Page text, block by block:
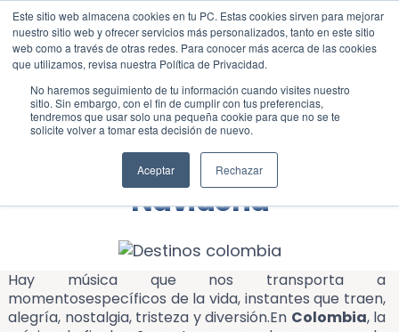
Este sitio web almacena cookies en tu PC. Estas cookies sirven para mejorar
nuestro sitio web y ofrecer servicios más personalizados, tanto en este sitio
web como a través de otras redes. Para conocer más acerca de las cookies
que utilizamos, revisa nuestra Política de Privacidad.
No haremos seguimiento de tu información cuando visites nuestro
sitio. Sin embargo, con el fin de cumplir con tus preferencias,
tendremos que usar solo una pequeña cookie para que no se te
solicite volver a tomar esta decisión de nuevo.
Aceptar Rechazar
Blog Lifestyle
La Verdadera Playlist
Navideña
Hay música que nos transporta a
momentosespecíficos de la vida, instantes que traen,
alegría, nostalgia, tristeza y diversión.En Colombia, la